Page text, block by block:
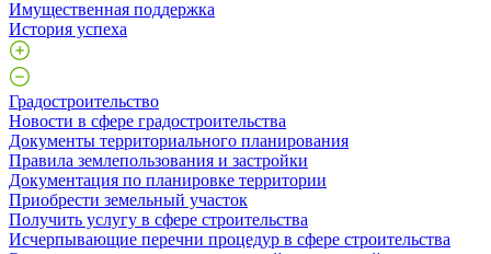
Имущественная поддержка
История успеха
Градостроительство
Новости в сфере градостроительства
Документы территориального планирования
Правила землепользования и застройки
Документация по планировке территории
Приобрести земельный участок
Получить услугу в сфере строительства
Исчерпывающие перечни процедур в сфере строительства